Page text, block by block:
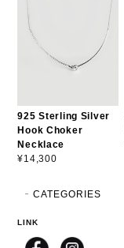
925 Sterling Silver
Hook Choker
Necklace
¥14,300
CATEGORIES
LINK